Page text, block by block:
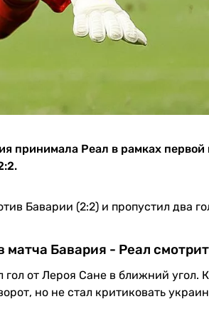
принимала Реал в рамках
Баварии (2:2) и пропустил два
матча Бавария - Реал
от Лероя Сане в ближний угол.
но не стал критиковать